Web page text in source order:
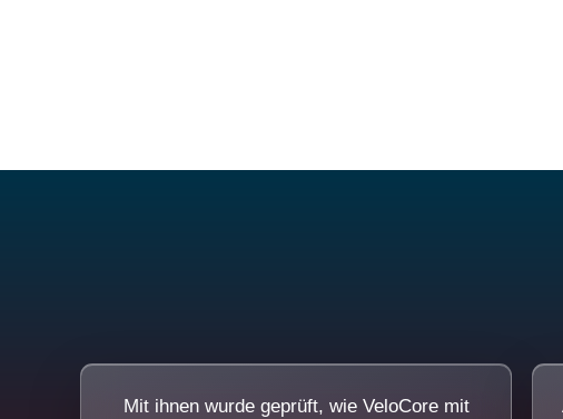
Mit ihnen wurde geprüft, wie VeloCore mit